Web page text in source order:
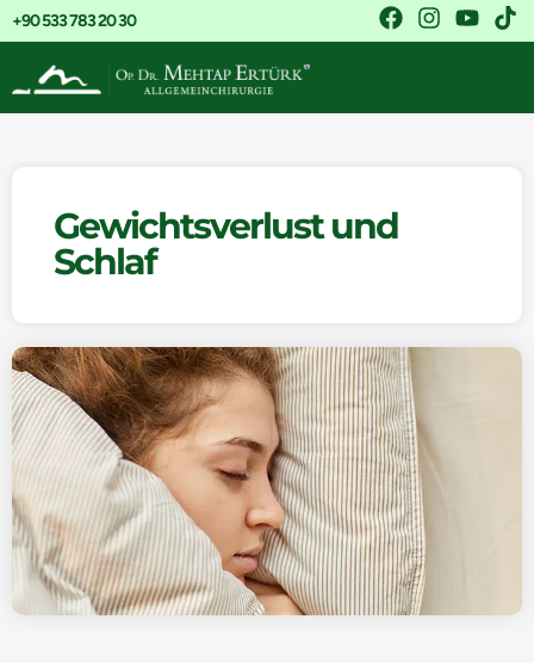
+90 533 783 20 30
Gewichtsverlust und
Schlaf